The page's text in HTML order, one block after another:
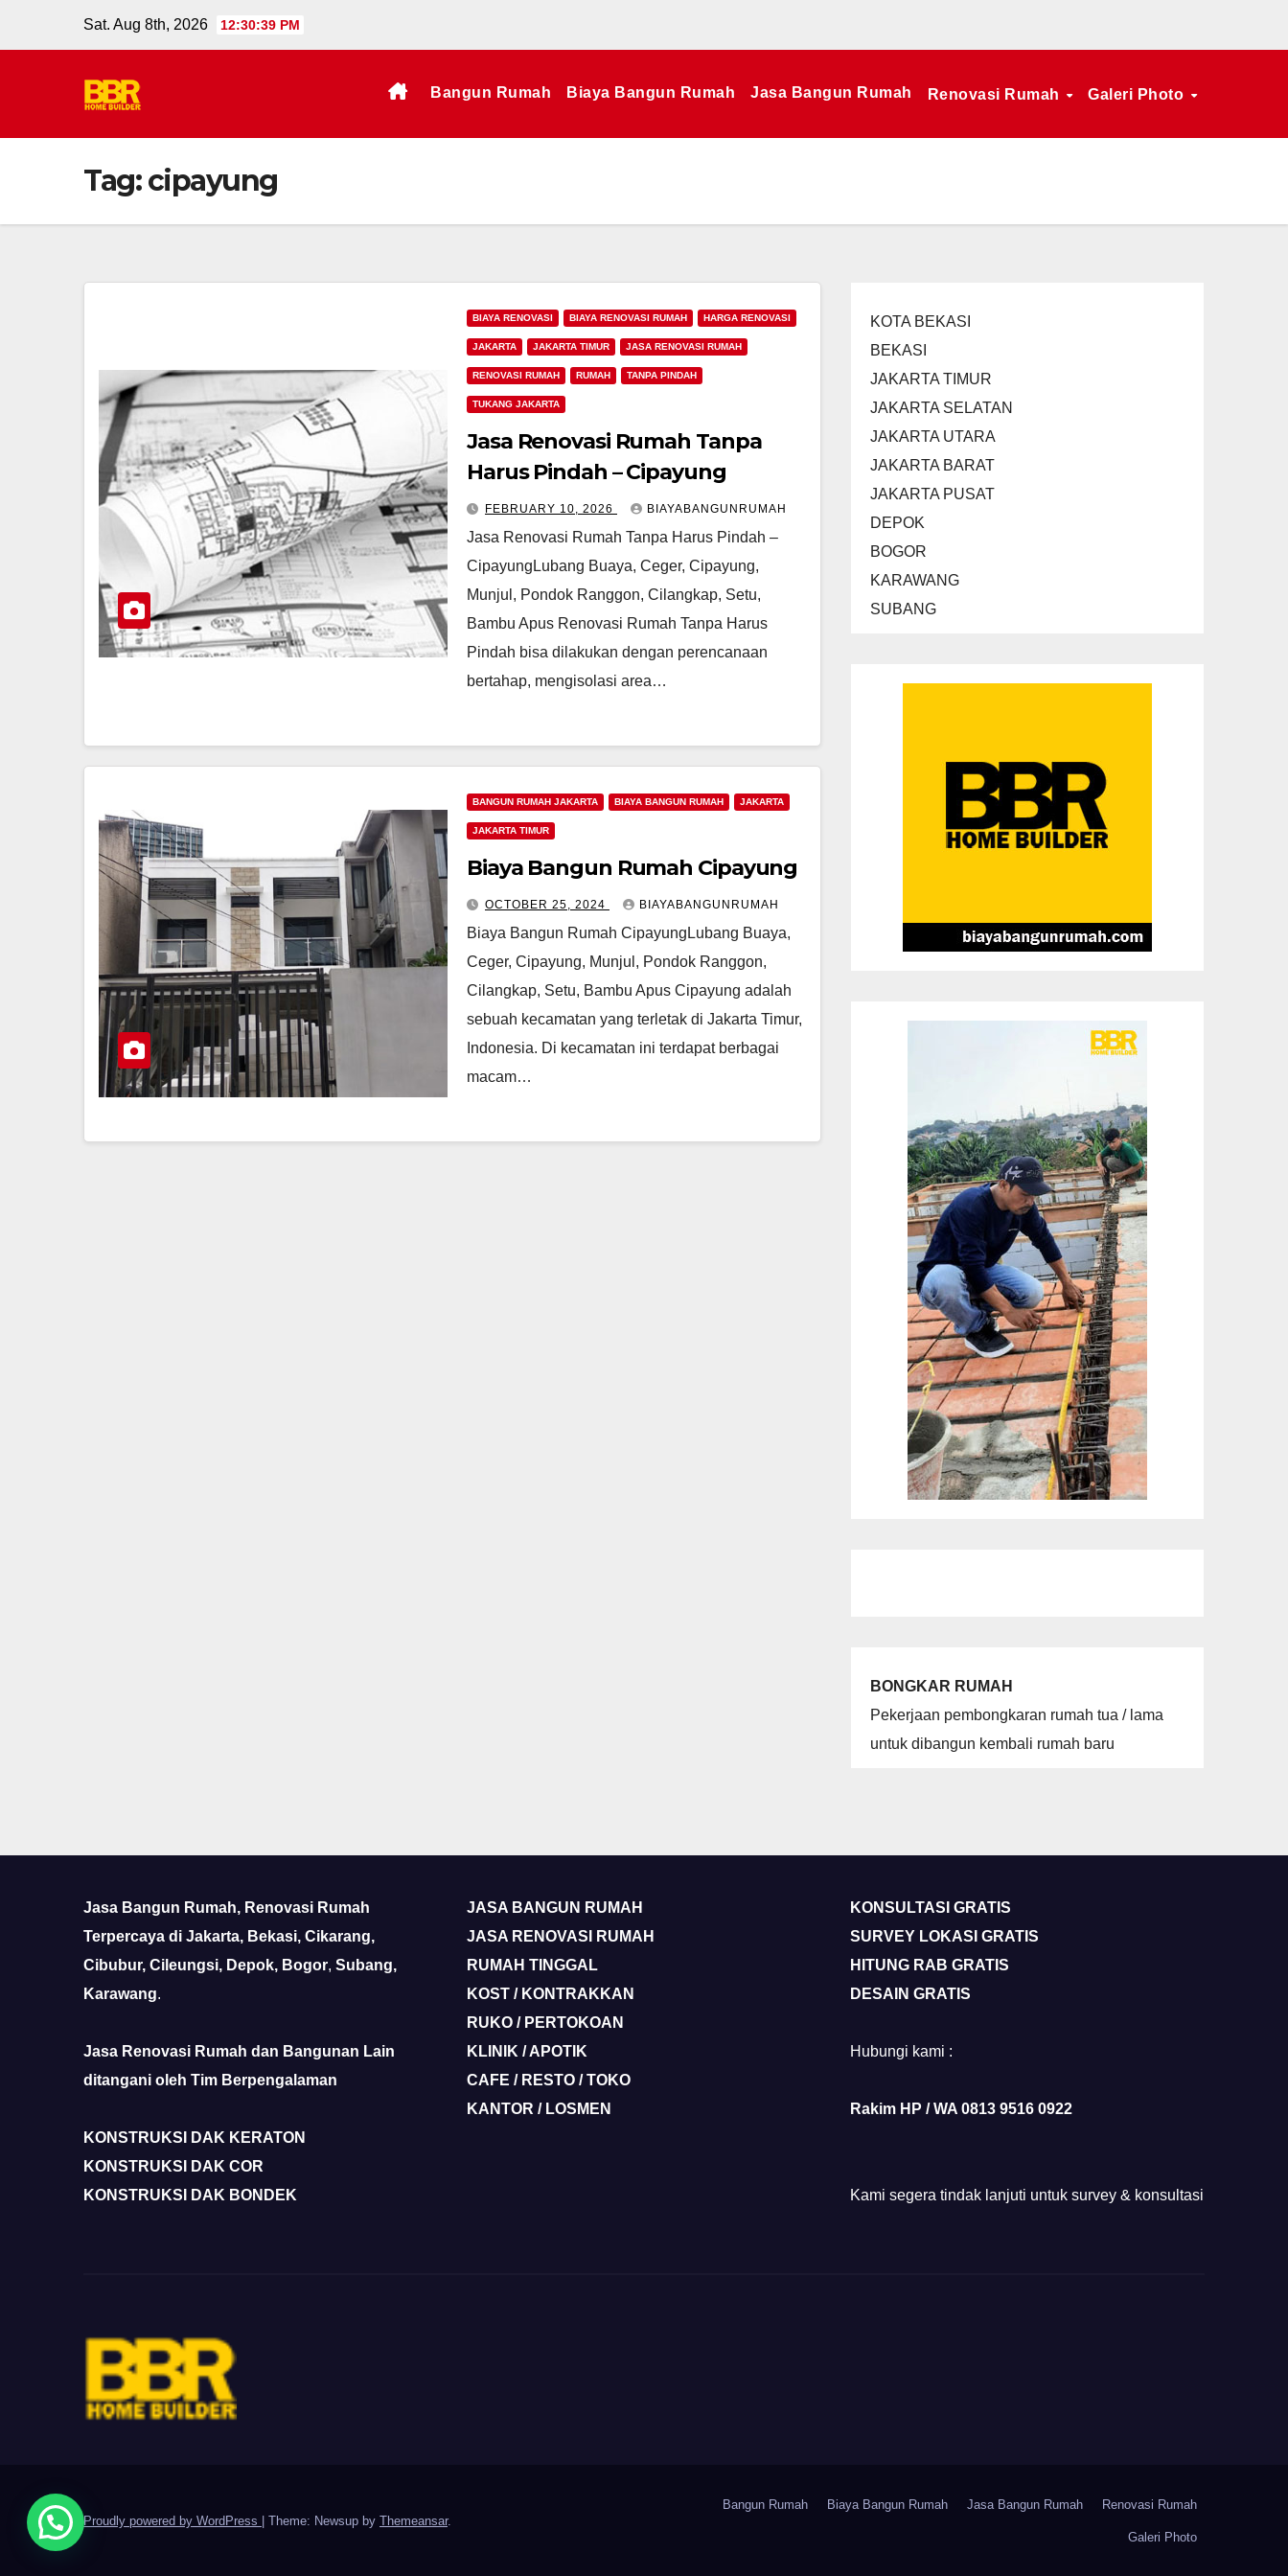
Sat. Aug 8th, 2026 12:30:39 PM
Bangun Rumah Biaya Bangun Rumah Jasa Bangun Rumah Renovasi Rumah Galeri Photo
Tag:cipayung
BIAYA RENOVASI BIAYA RENOVASI RUMAH HARGA RENOVASI
JAKARTA JAKARTA TIMUR JASA RENOVASI RUMAH
RENOVASI RUMAH RUMAH TANPA PINDAH
TUKANG JAKARTA
Jasa Renovasi Rumah Tanpa
Harus Pindah – Cipayung
FEBRUARY 10, 2026 BIAYABANGUNRUMAH
Jasa Renovasi Rumah Tanpa Harus Pindah –
CipayungLubang Buaya, Ceger, Cipayung,
Munjul, Pondok Ranggon, Cilangkap, Setu,
Bambu Apus Renovasi Rumah Tanpa Harus
Pindah bisa dilakukan dengan perencanaan
bertahap, mengisolasi area…
BANGUN RUMAH JAKARTA BIAYA BANGUN RUMAH JAKARTA
JAKARTA TIMUR
Biaya Bangun Rumah Cipayung
OCTOBER 25, 2024 BIAYABANGUNRUMAH
Biaya Bangun Rumah CipayungLubang Buaya,
Ceger, Cipayung, Munjul, Pondok Ranggon,
Cilangkap, Setu, Bambu Apus Cipayung adalah
sebuah kecamatan yang terletak di Jakarta Timur,
Indonesia. Di kecamatan ini terdapat berbagai
macam…
KOTA BEKASI
BEKASI
JAKARTA TIMUR
JAKARTA SELATAN
JAKARTA UTARA
JAKARTA BARAT
JAKARTA PUSAT
DEPOK
BOGOR
KARAWANG
SUBANG
BONGKAR RUMAH
Pekerjaan pembongkaran rumah tua / lama
untuk dibangun kembali rumah baru
Jasa Bangun Rumah, Renovasi Rumah
Terpercaya di Jakarta, Bekasi, Cikarang,
Cibubur, Cileungsi, Depok, Bogor, Subang,
Karawang.
Jasa Renovasi Rumah dan Bangunan Lain
ditangani oleh Tim Berpengalaman
KONSTRUKSI DAK KERATON
KONSTRUKSI DAK COR
KONSTRUKSI DAK BONDEK
JASA BANGUN RUMAH
JASA RENOVASI RUMAH
RUMAH TINGGAL
KOST / KONTRAKKAN
RUKO / PERTOKOAN
KLINIK / APOTIK
CAFE / RESTO / TOKO
KANTOR / LOSMEN
KONSULTASI GRATIS
SURVEY LOKASI GRATIS
HITUNG RAB GRATIS
DESAIN GRATIS
Hubungi kami :
Rakim HP / WA 0813 9516 0922
Kami segera tindak lanjuti untuk survey & konsultasi
Proudly powered by WordPress Theme: Newsup by Themeansar.
Bangun Rumah Biaya Bangun Rumah Jasa Bangun Rumah Renovasi Rumah
Galeri Photo